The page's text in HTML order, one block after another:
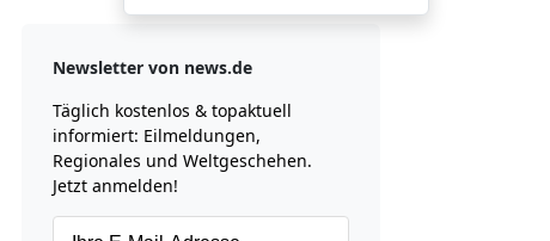
Newsletter von news.de
Täglich kostenlos & topaktuell
informiert: Eilmeldungen,
Regionales und Weltgeschehen.
Jetzt anmelden!